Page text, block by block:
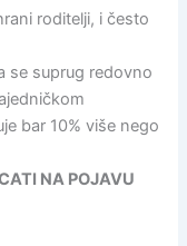
roditelji, i često
se suprug redovno
bar 10% više nego
NA POJAVU